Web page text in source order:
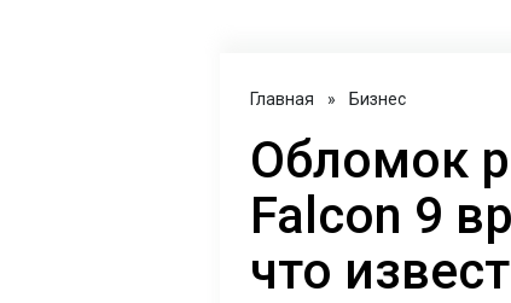
Главная » Бизнес
Обломок
Falcon 9
что